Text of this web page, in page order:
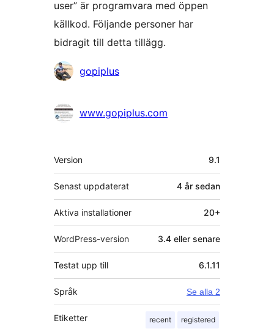
user” är programvara med öppen
källkod. Följande personer har
bidragit till detta tillägg.
Bidragande
gopiplus
www.gopiplus.com
Meta
Version 9.1
Senast uppdaterat 4 år sedan
Aktiva installationer 20+
WordPress-version 3.4 eller senare
Testat upp till 6.1.11
Språk Se alla 2
Etiketter recent registered